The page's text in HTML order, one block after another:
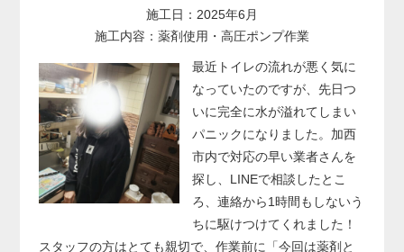
施工日：2025年6月
施工内容：薬剤使用・高圧ポンプ作業
最近トイレの流れが悪く気に
なっていたのですが、先日つ
いに完全に水が溢れてしまい
パニックになりました。加西
市内で対応の早い業者さんを
探し、LINEで相談したとこ
ろ、連絡から1時間もしないう
ちに駆けつけてくれました！
スタッフの方はとても親切で、作業前に「今回は薬剤と